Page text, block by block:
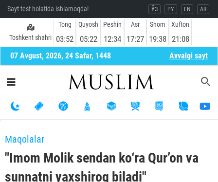
Sayt test holatida ishlamoqda! ЎЗ РУ EN AR
Toshkent shahri
Tong
03:52
Quyosh
05:22
Peshin
12:34
Asr
17:27
Shom
19:38
Xufton
21:08
07 Avgust, 2026, 24 Safar, 1448 Avvalgi sayt
Maqolalar
"Imom Molik sendan ko‘ra Qur’on va
sunnatni yaxshiroq biladi"